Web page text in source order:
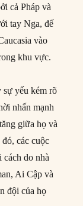
cả Pháp và
tay Nga, đế
vào
khu vực.
sự yếu kém rõ
nhấn mạnh
giữa họ và
các cuộc
cách do nhà
Ai Cập và
đội của họ